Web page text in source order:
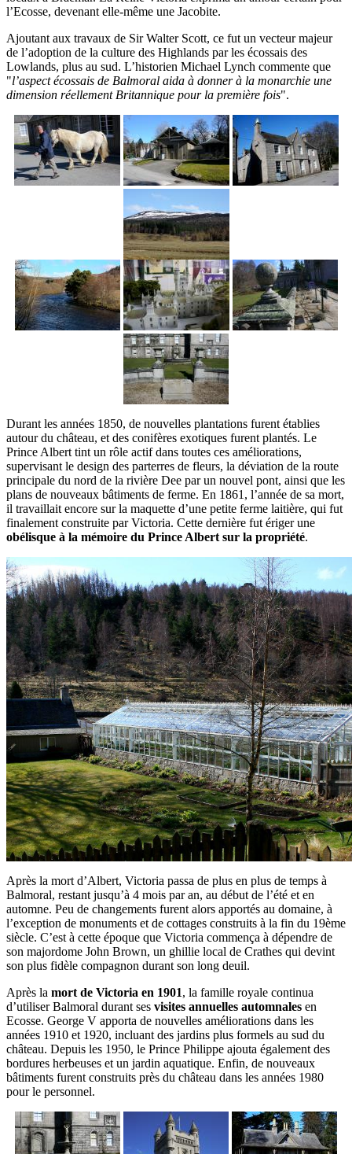
l’Ecosse, devenant elle-même une Jacobite.
Ajoutant aux travaux de Sir Walter Scott, ce fut un vecteur majeur
de l’adoption de la culture des Highlands par les écossais des
Lowlands, plus au sud. L’historien Michael Lynch commente que
"l’aspect écossais de Balmoral aida à donner à la monarchie une
dimension réellement Britannique pour la première fois".
Durant les années 1850, de nouvelles plantations furent établies
autour du château, et des conifères exotiques furent plantés. Le
Prince Albert tint un rôle actif dans toutes ces améliorations,
supervisant le design des parterres de fleurs, la déviation de la route
principale du nord de la rivière Dee par un nouvel pont, ainsi que les
plans de nouveaux bâtiments de ferme. En 1861, l’année de sa mort,
il travaillait encore sur la maquette d’une petite ferme laitière, qui fut
finalement construite par Victoria. Cette dernière fut ériger une
obélisque à la mémoire du Prince Albert sur la propriété.
Après la mort d’Albert, Victoria passa de plus en plus de temps à
Balmoral, restant jusqu’à 4 mois par an, au début de l’été et en
automne. Peu de changements furent alors apportés au domaine, à
l’exception de monuments et de cottages construits à la fin du 19ème
siècle. C’est à cette époque que Victoria commença à dépendre de
son majordome John Brown, un ghillie local de Crathes qui devint
son plus fidèle compagnon durant son long deuil.
Après la mort de Victoria en 1901, la famille royale continua
d’utiliser Balmoral durant ses visites annuelles automnales en
Ecosse. George V apporta de nouvelles améliorations dans les
années 1910 et 1920, incluant des jardins plus formels au sud du
château. Depuis les 1950, le Prince Philippe ajouta également des
bordures herbeuses et un jardin aquatique. Enfin, de nouveaux
bâtiments furent construits près du château dans les années 1980
pour le personnel.